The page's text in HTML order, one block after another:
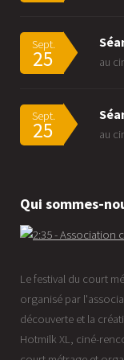
Sept.
25 au
Sept.
25 au
Qui sommes-
Le festival du court
organisé par
découverte et la
Hotmilk XL, ciné-